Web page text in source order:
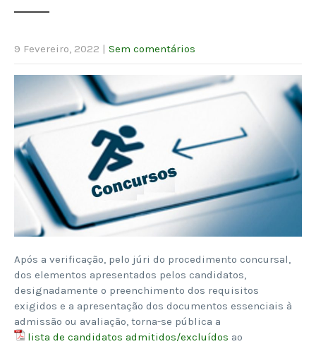
9 Fevereiro, 2022 | Sem comentários
Após a verificação, pelo júri do procedimento concursal,
dos elementos apresentados pelos candidatos,
designadamente o preenchimento dos requisitos
exigidos e a apresentação dos documentos essenciais à
admissão ou avaliação, torna-se pública a
lista de candidatos admitidos/excluídos ao